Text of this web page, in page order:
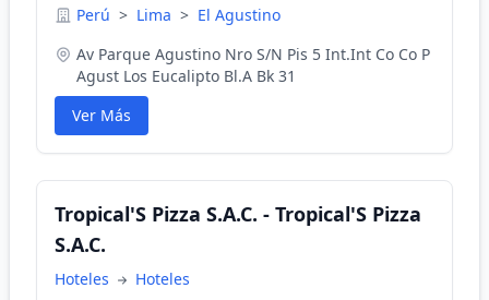
Perú > Lima > El Agustino
Av Parque Agustino Nro S/N Pis 5 Int.Int Co Co P
Agust Los Eucalipto Bl.A Bk 31
Ver Más
Tropical'S Pizza S.A.C. - Tropical'S Pizza
S.A.C.
Hoteles Hoteles